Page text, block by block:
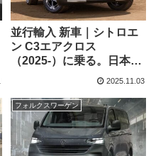
並行輸入 新車｜シトロエ
ン C3エアクロス
（2025-）に乗る。日本未
導入コンパクト7シーター
価格の情報。
2025.11.03
フォルクスワーゲン